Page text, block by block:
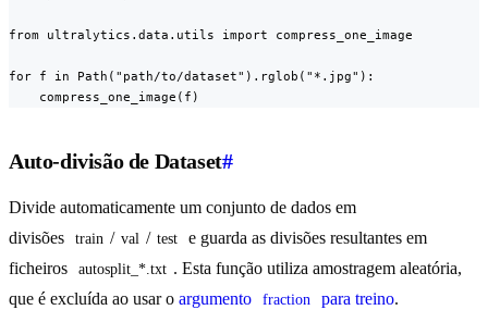
from ultralytics.data.utils import compress_one_image
for f in Path("path/to/dataset").rglob("*.jpg"):
    compress_one_image(f)
Auto-divisão de Dataset#
Divide automaticamente um conjunto de dados em
divisões
train / val / test
e guarda as divisões resultantes em
ficheiros
autosplit_*.txt . Esta função utiliza amostragem aleatória,
que é excluída ao usar o argumento fraction para treino.